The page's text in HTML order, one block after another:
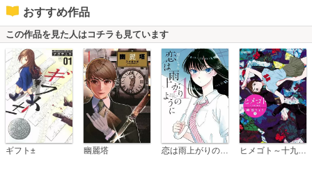
おすすめ作品
この作品を見た人はコチラも見ています
ギフト± 幽麗塔 ヒメゴト～十九歳の制服～